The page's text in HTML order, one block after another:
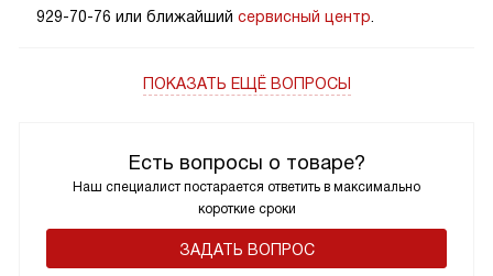
Есть вопросы о товаре?
Наш специалист постарается ответить в максимально
короткие сроки
ЗАДАТЬ ВОПРОС
929-70-76 или ближайший сервисный центр
ПОКАЗАТЬ ЕЩЁ ВОПРОСЫ